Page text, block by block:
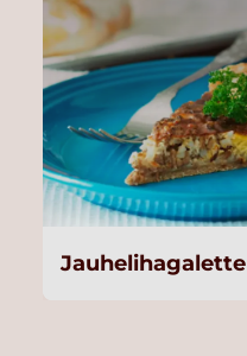
Jauhelihagalette